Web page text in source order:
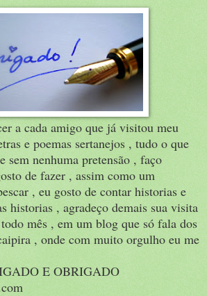
a cada amigo que já visitou meu
e poemas sertanejos , tudo o que
sem nenhuma pretensão , faço
de fazer , assim como um
, eu gosto de contar historias e
historias , agradeço demais sua visita
mês , em um blog que só fala dos
, onde com muito orgulho eu me
E OBRIGADO